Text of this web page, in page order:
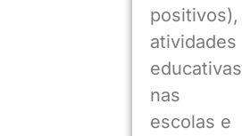
positivos),
atividades
educativas
nas
escolas e